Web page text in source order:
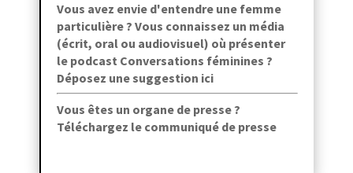
Vous avez envie d'entendre une femme
particulière ? Vous connaissez un média
(écrit, oral ou audiovisuel) où présenter
le podcast Conversations féminines ?
Déposez une suggestion ici
Vous êtes un organe de presse ?
Téléchargez le communiqué de presse